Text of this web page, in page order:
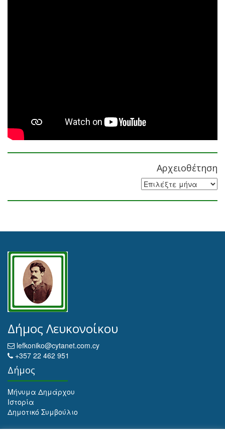
Αρχειοθέτηση
Αρχειοθέτηση
Δήμος Λευκονοίκου
lefkoniko@cytanet.com.cy
+357 22 462 951
Δήμος
Μήνυμα Δημάρχου
Ιστορία
Δημοτικό Συμβούλιο